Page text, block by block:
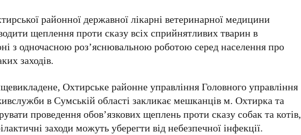
районної державної лікарні ветеринарної медицини
щеплення проти сказу всіх сприйнятливих тварин в
з одночасною роз’яснювальною роботою серед населення про
заходів.
Охтирське районне управління Головного управління
в Сумській області закликає мешканців м. Охтирка та
проведення обов’язкових щеплень проти сказу собак та котів,
заходи можуть уберегти від небезпечної інфекції.